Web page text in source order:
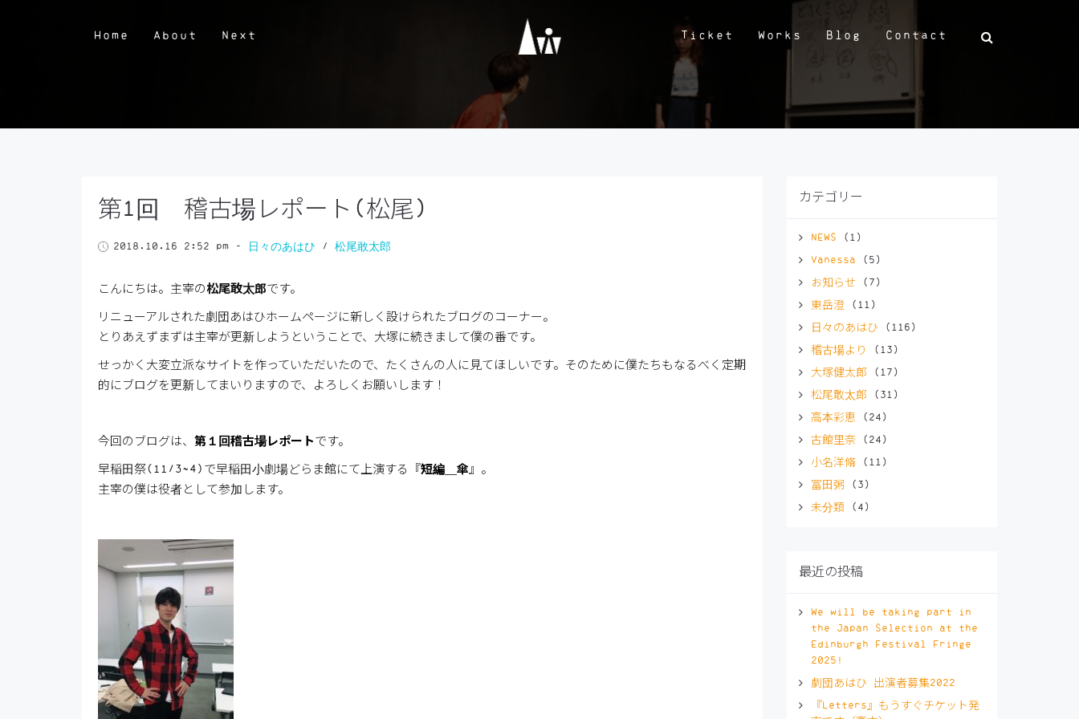
Home About Next Ticket Works Blog Contact
第1回 稽古場レポート(松尾)
2018.10.16 2:52 pm - 日々のあはひ / 松尾敢太郎
こんにちは。主宰の松尾敢太郎です。
リニューアルされた劇団あはひホームページに新しく設けられたブログのコーナー。
とりあえずまずは主宰が更新しようということで、大塚に続きまして僕の番です。
せっかく大変立派なサイトを作っていただいたので、たくさんの人に見てほしいです。そのために僕たちもなるべく定期
的にブログを更新してまいりますので、よろしくお願いします！
今回のブログは、 第１回稽古場レポート です。
早稲田祭(11/3~4)で早稲田小劇場どらま館にて上演する『短編＿傘 』。
主宰の僕は役者として参加します。
カテゴリー
NEWS (1)
Vanessa (5)
お知らせ (7)
東岳澄(11)
日々のあはひ (116)
稽古場より (13)
大塚健太郎 (17)
松尾敢太郎 (31)
高本彩恵 (24)
古館里奈(24)
小名洋脩(11)
冨田粥 (3)
未分類 (4)
最近の投稿
We will be taking part in
the Japan Selection at the
Edinburgh Festival Fringe
2025!
劇団あはひ 出演者募集2022
『Letters』もうすぐチケット発